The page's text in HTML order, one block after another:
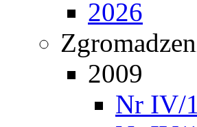
2026
2009
Nr IV/